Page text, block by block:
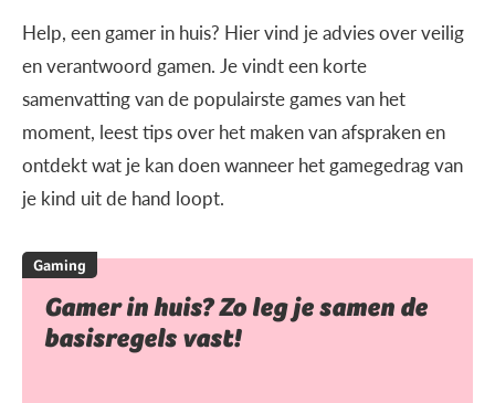
Help, een gamer in huis? Hier vind je advies over veilig
en verantwoord gamen. Je vindt een korte
samenvatting van de populairste games van het
moment, leest tips over het maken van afspraken en
ontdekt wat je kan doen wanneer het gamegedrag van
je kind uit de hand loopt.
Gaming
Gamer in huis? Zo leg je samen de
basisregels vast!